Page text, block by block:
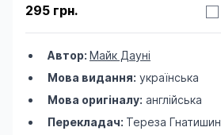
295 грн.
Автор: Майк Дауні
Мова видання: українська
Мова оригіналу: англійська
Перекладач: Тереза Гнатишин